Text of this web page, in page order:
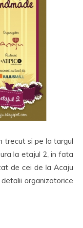
trecut si pe la targul
la etajul 2, in fata
de cei de la Acaju
organizatorice